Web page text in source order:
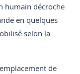
humain décroche
en quelques
selon la
de